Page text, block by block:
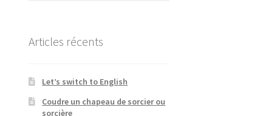
Articles récents
Let’s switch to English
Coudre un chapeau de sorcier ou
sorcière